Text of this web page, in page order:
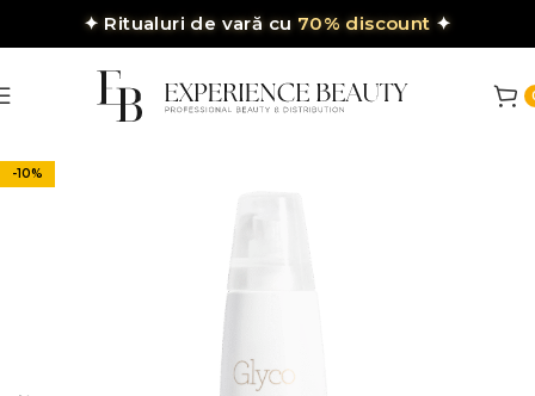
✦ Ritualuri de vară cu 70% discount ✦
-10%